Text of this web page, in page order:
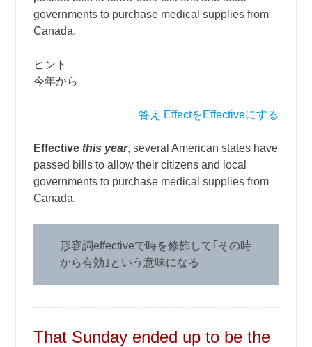
governments to purchase medical supplies from
Canada.
ヒント
今年から
答え EffectをEffectiveにする
Effective this year, several American states have
passed bills to allow their citizens and local
governments to purchase medical supplies from
Canada.
形容詞effectiveで時を修飾して｢その時
から有効｣という意味になる
That Sunday ended up to be the